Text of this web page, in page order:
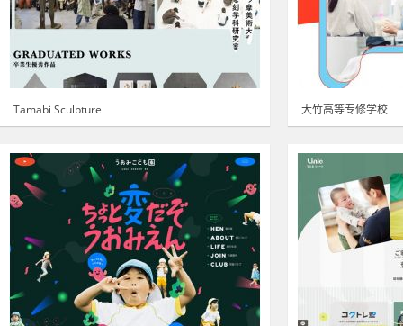
Tamabi Sculpture 大竹高等专修学校